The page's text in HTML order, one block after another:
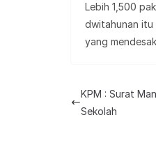
Lebih 1,500
dwitahunan itu
yang
KPM : Surat
Sekolah